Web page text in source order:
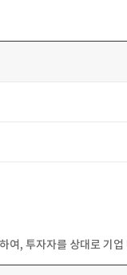
여,투자자를상대로기